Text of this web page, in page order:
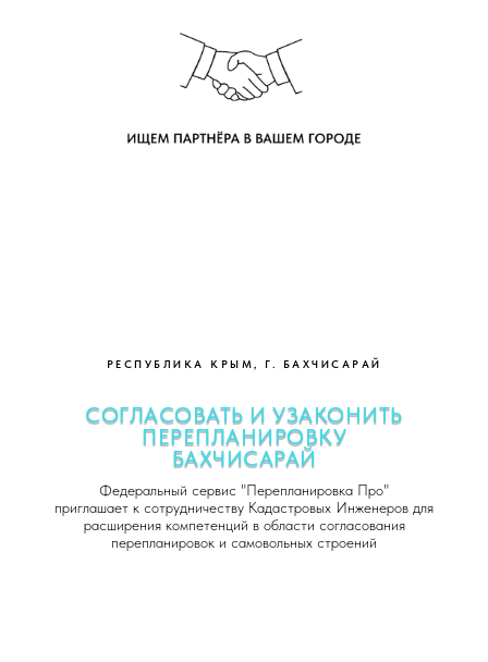
РЕСПУБЛИКА КРЫМ, Г. БАХЧИСАРАЙ
СОГЛАСОВАТЬ И УЗАКОНИТЬ
ПЕРЕПЛАНИРОВКУ
БАХЧИСАРАЙ
Федеральный сервис "Перепланировка Про"
приглашает к сотрудничеству Кадастровых Инженеров для
расширения компетенций в области согласования
перепланировок и самовольных строений